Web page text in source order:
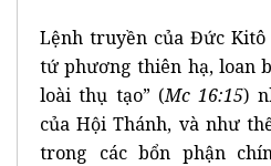
Lệnh truyền của Đức Kitô
tứ phương thiên hạ, loan
loài thụ tạo” (Mc 16:15)
của Hội Thánh, và như
trong các bổn phận